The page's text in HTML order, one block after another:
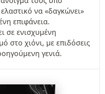
να «δαγκώνει»
επιφάνεια.
σε ενισχυμένη
στο χιόνι, με επιδόσεις
γενιά.